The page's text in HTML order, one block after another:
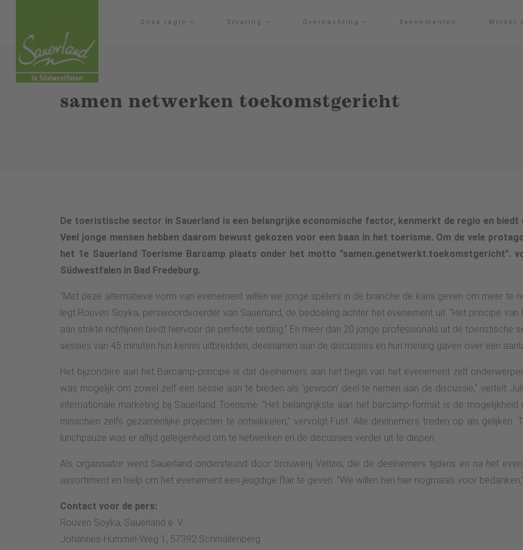
Onze regio Ervaring Overnachting Evenementen Winkel
samen netwerken toekomstgericht
De toeristische sector in Sauerland is een belangrijke economische factor, kenmerkt de regio en
Veel jonge mensen hebben daarom bewust gekozen voor een baan in het toerisme. Om de vele
het 1e Sauerland Toerisme Barcamp plaats onder het motto "samen.genetwerkt.toekomstgericht".
Südwestfalen in Bad Fredeburg.
"Met deze alternatieve vorm van evenement willen we jonge spelers in de branche de kans geven om meer te
legt Rouven Soyka, perswoordvoerder van Sauerland, de bedoeling achter het evenement uit. "Het principe
aan strikte richtlijnen biedt hiervoor de perfecte setting." En meer dan 20 jonge professionals uit de toeristische
sessies van 45 minuten hun kennis uitbreidden, deelnamen aan de discussies en hun mening gaven over een
Het bijzondere aan het Barcamp-principe is dat deelnemers aan het begin van het evenement zelf
was mogelijk om zowel zelf een sessie aan te bieden als 'gewoon' deel te nemen aan de discussie," vertelt
internationale marketing bij Sauerland Toerisme. "Het belangrijkste aan het barcamp-format is de
misschien zelfs gezamenlijke projecten te ontwikkelen," vervolgt Fust. Alle deelnemers treden op als gelijken.
lunchpauze was er altijd gelegenheid om te netwerken en de discussies verder uit te diepen.
Als organisator werd Sauerland ondersteund door brouwerij Veltins, die de deelnemers tijdens en na het
assortiment en hielp om het evenement een jeugdige flair te geven. "We willen hen hier nogmaals voor
Contact voor de pers:
Rouven Soyka, Sauerland e. V.
Johannes-Hummel-Weg 1, 57392 Schmallenberg